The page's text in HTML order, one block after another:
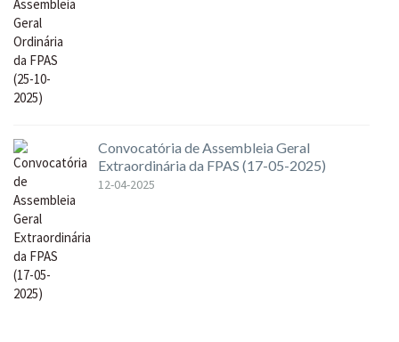
Convocatória de Assembleia Geral
Extraordinária da FPAS (17-05-2025)
12-04-2025